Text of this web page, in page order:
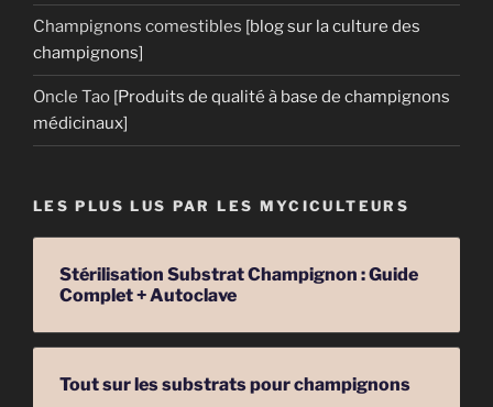
Champignons comestibles [blog sur la culture des
champignons]
Oncle Tao [Produits de qualité à base de champignons
médicinaux]
LES PLUS LUS PAR LES MYCICULTEURS
Stérilisation Substrat Champignon : Guide
Complet + Autoclave
Tout sur les substrats pour champignons